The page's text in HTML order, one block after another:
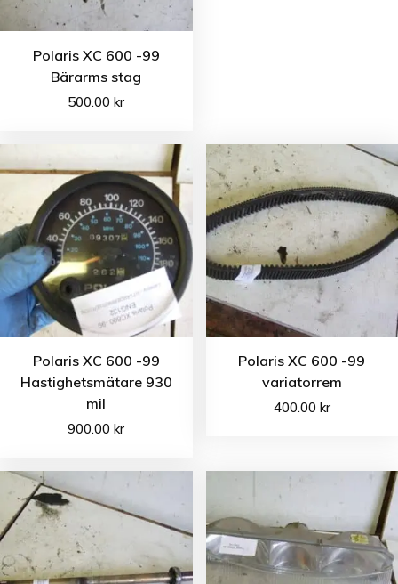
Polaris XC 600 -99
Bärarms stag
500.00kr
Polaris XC 600 -99
Hastighetsmätare 930
mil
900.00kr
Polaris XC 600 -99
variatorrem
400.00 kr